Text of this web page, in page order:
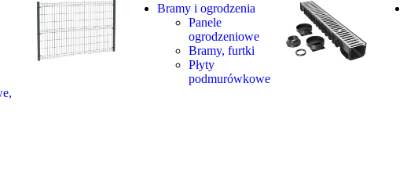
Bramy i ogrodzenia
Panele
ogrodzeniowe
Bramy, furtki
Płyty
podmurówkowe